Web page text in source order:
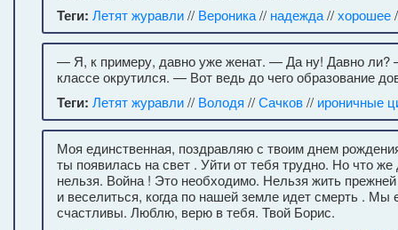
Теги: Летят журавли// Вероника// надежда//хорошее
— Я, к примеру, давно уже женат. — Да ну! Давно
классе окрутился. — Вот ведь до чего образование
Теги: Летят журавли// Володя //Сачков// ироничные
Моя единственная, поздравляю с твоим днем
ты появилась на свет . Уйти от тебя трудно. Но что же
нельзя. Война ! Это необходимо. Нельзя жить
и веселиться, когда по нашей земле идет смерть .
счастливы. Люблю, верю в тебя. Твой Борис.